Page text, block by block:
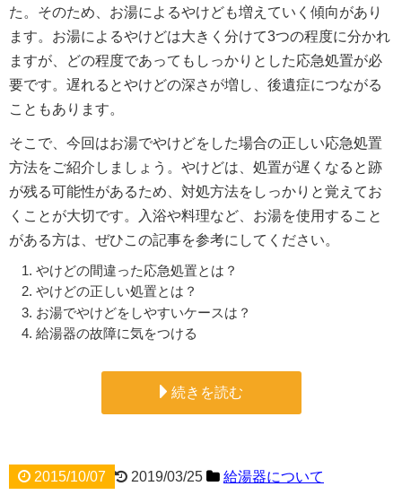
た。そのため、お湯によるやけども増えていく傾向があり
ます。お湯によるやけどは大きく分けて3つの程度に分かれ
ますが、どの程度であってもしっかりとした応急処置が必
要です。遅れるとやけどの深さが増し、後遺症につながる
こともあります。
そこで、今回はお湯でやけどをした場合の正しい応急処置
方法をご紹介しましょう。やけどは、処置が遅くなると跡
が残る可能性があるため、対処方法をしっかりと覚えてお
くことが大切です。入浴や料理など、お湯を使用すること
がある方は、ぜひこの記事を参考にしてください。
やけどの間違った応急処置とは？
やけどの正しい処置とは？
お湯でやけどをしやすいケースは？
給湯器の故障に気をつける
続きを読む
2015/10/07 2019/03/25 給湯器について